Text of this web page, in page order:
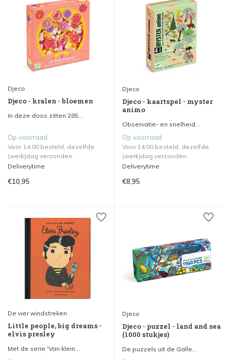
Djeco
Djeco - kralen - bloemen
In deze doos zitten 285...
Op voorraad
Voor 14.00 besteld, dezelfde
(werk)dag verzonden.
Deliverytime
€10,95
Djeco
Djeco - kaartspel - myster
animo
Observatie- en snelheid...
Op voorraad
Voor 14.00 besteld, dezelfde
(werk)dag verzonden.
Deliverytime
€8,95
De vier windstreken
Little people, big dreams -
elvis presley
Met de serie 'Van klein...
Djeco
Djeco - puzzel - land and sea
(1000 stukjes)
De puzzels uit de Galle...